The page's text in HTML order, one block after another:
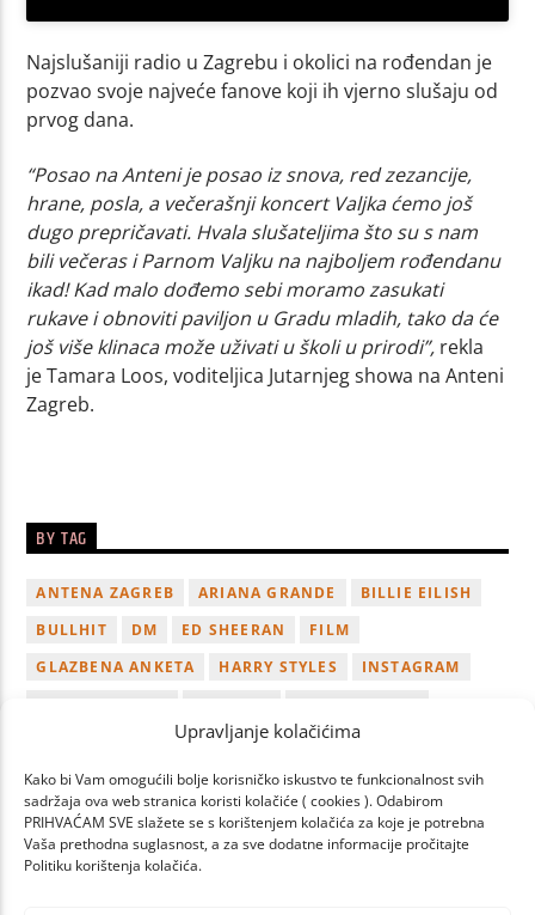
Upravljanje kolačićima
Kako bi Vam omogućili bolje korisničko iskustvo te funkcionalnost svih
sadržaja ova web stranica koristi kolačiće ( cookies ). Odabirom
PRIHVAĆAM SVE slažete se s korištenjem kolačića za koje je potrebna
Vaša prethodna suglasnost, a za sve dodatne informacije pročitajte
Politiku korištenja kolačića.
Najslušaniji radio u Zagrebu i okolici na rođendan je
pozvao svoje najveće fanove koji ih vjerno slušaju od
prvog dana.
“Posao na Anteni je posao iz snova, red zezancije,
hrane, posla, a večerašnji koncert Valjka ćemo još
dugo prepričavati. Hvala slušateljima što su s nam
bili večeras i Parnom Valjku na najboljem rođendanu
ikad! Kad malo dođemo sebi moramo zasukati
rukave i obnoviti paviljon u Gradu mladih, tako da će
još više klinaca može uživati u školi u prirodi”, rekla
je Tamara Loos, voditeljica Jutarnjeg showa na Anteni
Zagreb.
BY TAG
ANTENA ZAGREB ARIANA GRANDE
BILLIE EILISH
BULLHIT
DM ED SHEERAN
FILM
GLAZBENA ANKETA
HARRY STYLES
INSTAGRAM
LUKA BULIĆ NAGRADA
NOVI SINGL
OSVOJI PLAYLIST
TAMARA LOOS
TAYLOR SWIFT
TWITTER VIDEO
YOUTUBE
ZAGREB